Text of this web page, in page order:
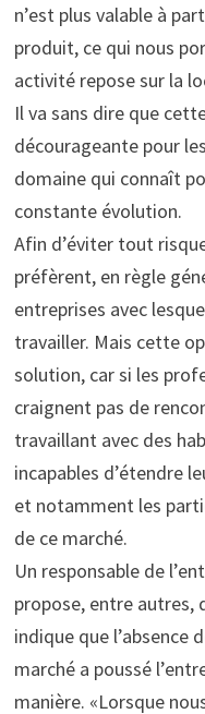
n’est plus valable à
produit, ce qui nous
activité repose sur la
Il va sans dire que
décourageante pour
domaine qui connaît
constante évolution.
Afin d’éviter tout
préfèrent, en règle
entreprises avec
travailler. Mais cette
solution, car si les
craignent pas de
travaillant avec des
incapables d’étendre
et notamment les
de ce marché.
Un responsable de
propose, entre autres,
indique que l’absence
marché a poussé
manière. «Lorsque